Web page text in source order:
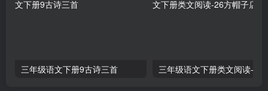
三年级语文下册9古诗三首